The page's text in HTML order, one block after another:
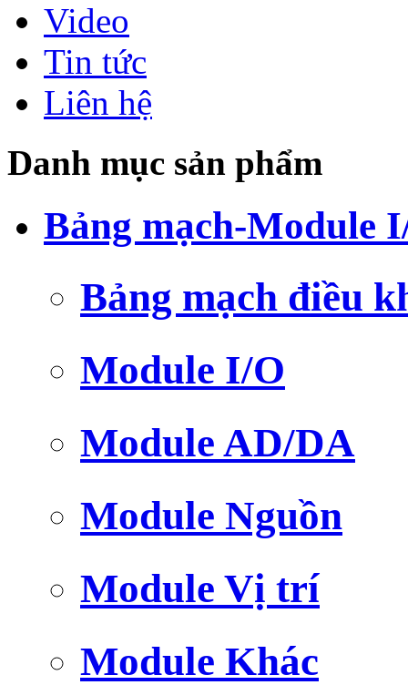
Video
Tin tức
Liên hệ
Danh mục sản phẩm
Bảng mạch-Module
Bảng mạch điều
Module I/O
Module AD/DA
Module Nguồn
Module Vị trí
Module Khác